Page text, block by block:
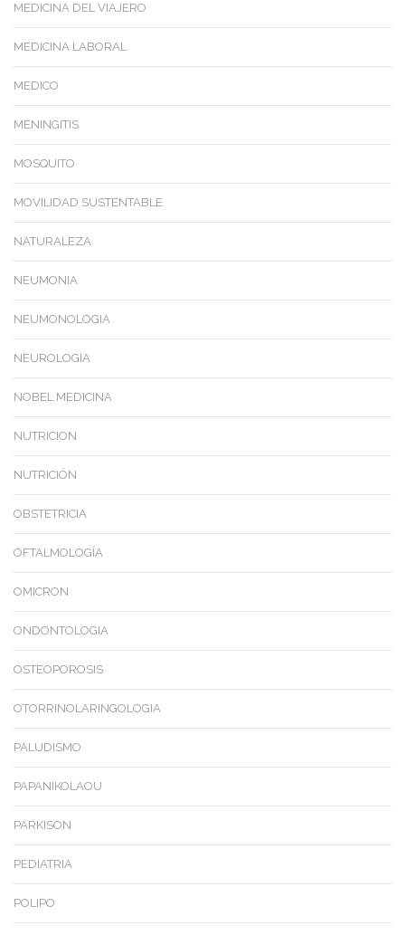
MEDICINA DEL VIAJERO
MEDICINA LABORAL
MEDICO
MENINGITIS
MOSQUITO
MOVILIDAD SUSTENTABLE
NATURALEZA
NEUMONIA
NEUMONOLOGIA
NEUROLOGIA
NOBEL MEDICINA
NUTRICION
NUTRICIÓN
OBSTETRICIA
OFTALMOLOGÍA
OMICRON
ONDONTOLOGIA
OSTEOPOROSIS
OTORRINOLARINGOLOGIA
PALUDISMO
PAPANIKOLAOU
PARKISON
PEDIATRIA
POLIPO